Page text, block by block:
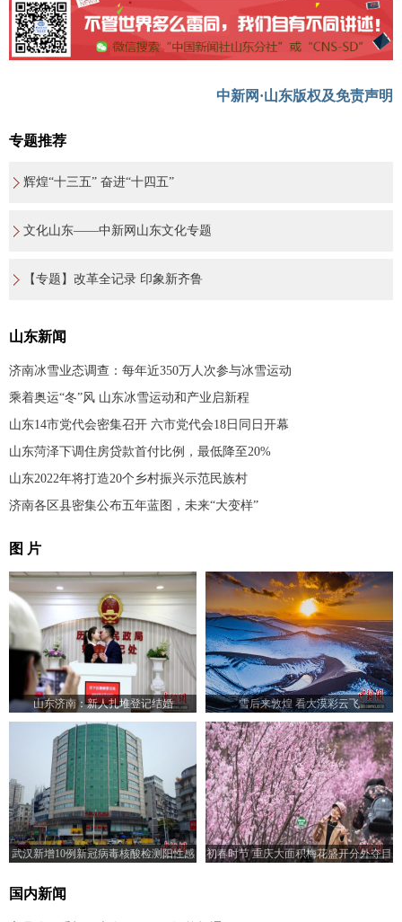
中新网·山东版权及免责声明
专题推荐
辉煌“十三五” 奋进“十四五”
文化山东——中新网山东文化专题
【专题】改革全记录 印象新齐鲁
山东新闻
济南冰雪业态调查：每年近350万人次参与冰雪运动
乘着奥运“冬”风 山东冰雪运动和产业启新程
山东14市党代会密集召开 六市党代会18日同日开幕
山东菏泽下调住房贷款首付比例，最低降至20%
山东2022年将打造20个乡村振兴示范民族村
济南各区县密集公布五年蓝图，未来“大变样”
图 片
山东济南：新人扎堆登记结婚 雪后来敦煌 看大漠彩云飞
武汉新增10例新冠病毒核酸检测阳性感
初春时节 重庆大面积梅花盛开分外夺目
国内新闻